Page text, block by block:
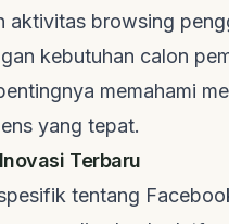
aktivitas browsing
kebutuhan calon
memahami
yang tepat.
Terbaru
tentang